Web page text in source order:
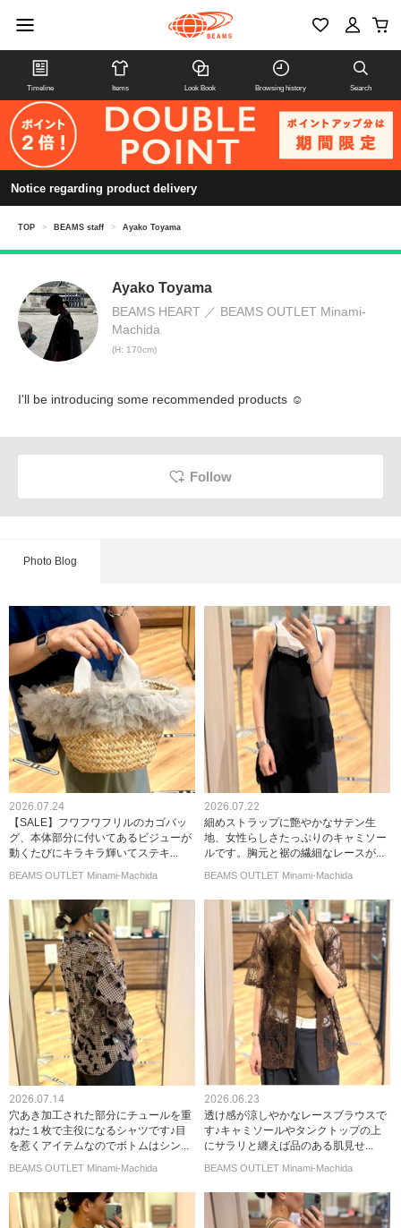
Timeline Items Look Book Browsing history Search
Notice regarding product delivery
TOP > BEAMS staff > Ayako Toyama
Ayako Toyama
BEAMS HEART
BEAMS OUTLET Minami-
Machida
(H: 170cm)
I'll be introducing some recommended products ☺︎
Follow
Photo Blog
2026.07.24
【SALE】フワフワフリルのカゴバッ
グ、本体部分に付いてあるビジューが
動くたびにキラキラ輝いてステキ...
BEAMS OUTLET Minami-Machida
2026.07.22
細めストラップに艶やかなサテン生
地、女性らしさたっぷりのキャミソー
ルです。胸元と裾の繊細なレースが...
BEAMS OUTLET Minami-Machida
2026.07.14
穴あき加工された部分にチュールを重
ねた１枚で主役になるシャツです♪目
を惹くアイテムなのでボトムはシン...
BEAMS OUTLET Minami-Machida
2026.06.23
透け感が涼しやかなレースブラウスで
す♪キャミソールやタンクトップの上
にサラリと纏えば品のある肌見せ...
BEAMS OUTLET Minami-Machida